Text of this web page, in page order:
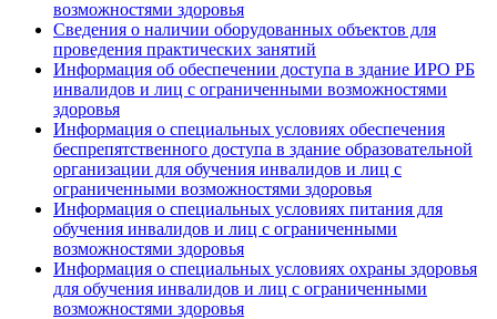
возможностями здоровья
Сведения о наличии оборудованных объектов для
проведения практических занятий
Информация об обеспечении доступа в здание ИРО РБ
инвалидов и лиц с ограниченными возможностями
здоровья
Информация о специальных условиях обеспечения
беспрепятственного доступа в здание образовательной
организации для обучения инвалидов и лиц с
ограниченными возможностями здоровья
Информация о специальных условиях питания для
обучения инвалидов и лиц с ограниченными
возможностями здоровья
Информация о специальных условиях охраны здоровья
для обучения инвалидов и лиц с ограниченными
возможностями здоровья